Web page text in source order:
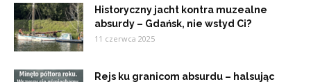
Historyczny jacht kontra muzealne
absurdy – Gdańsk, nie wstyd Ci?
11 czerwca 2025
Rejs ku granicom absurdu – halsując